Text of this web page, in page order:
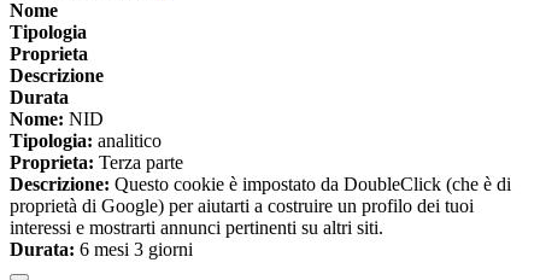
Nome
Tipologia
Proprieta
Descrizione
Durata
Nome: NID
Tipologia: analitico
Proprieta: Terza parte
Descrizione: Questo cookie è impostato da DoubleClick (che è di
proprietà di Google) per aiutarti a costruire un profilo dei tuoi
interessi e mostrarti annunci pertinenti su altri siti.
Durata: 6 mesi 3 giorni